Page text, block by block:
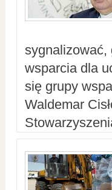
sygnalizować,
wsparcia dla
się grupy
Waldemar